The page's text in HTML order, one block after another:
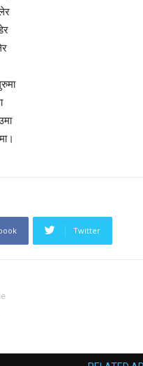
Twitter